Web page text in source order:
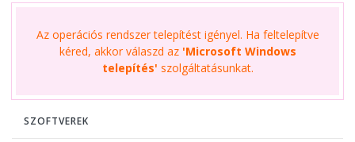
Az operációs rendszer telepítést igényel. Ha feltelepítve
kéred, akkor válaszd az 'Microsoft Windows
telepítés' szolgáltatásunkat.
SZOFTVEREK